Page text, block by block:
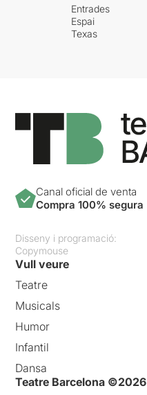
Entrades
Espai
Texas
Canal oficial de venta
Compra 100% segura
Disseny i programació:
Copymouse
Vull veure
Teatre
Musicals
Humor
Infantil
Dansa
Teatre Barcelona ©2026